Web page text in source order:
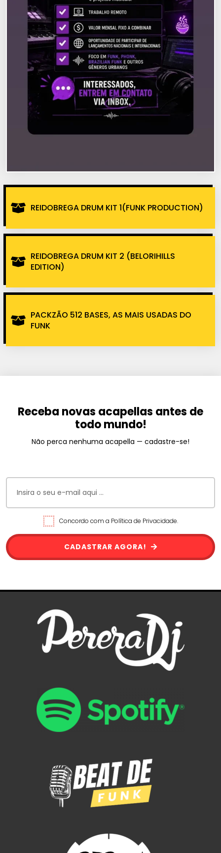
REIDOBREGA DRUM KIT 1(FUNK PRODUCTION)
REIDOBREGA DRUM KIT 2 (BELORIHILLS
EDITION)
PACKZÃO 512 BASES, AS MAIS USADAS DO
FUNK
Receba novas acapellas antes de
todo mundo!
Não perca nenhuma acapella — cadastre-se!
Concordo com a Política de Privacidade.
CADASTRAR AGORA!